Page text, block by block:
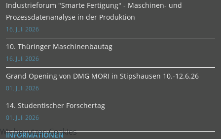
Industrieforum "Smarte Fertigung" - Maschinen- und
Prozessdatenanalyse in der Produktion
16. Juli 2026
10. Thüringer Maschinenbautag
16. Juli 2026
Grand Opening von DMG MORI in Stipshausen 10.-12.6.26
01. Juli 2026
14. Studentischer Forschertag
01. Juli 2026
INFORMATIONEN
Wir benutzen Cookies